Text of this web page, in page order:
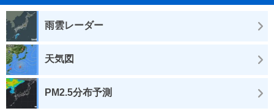
雨雲レーダー
天気図
PM2.5分布予測